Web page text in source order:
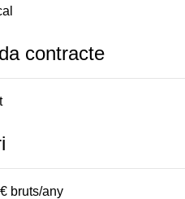
contracte
bruts/any